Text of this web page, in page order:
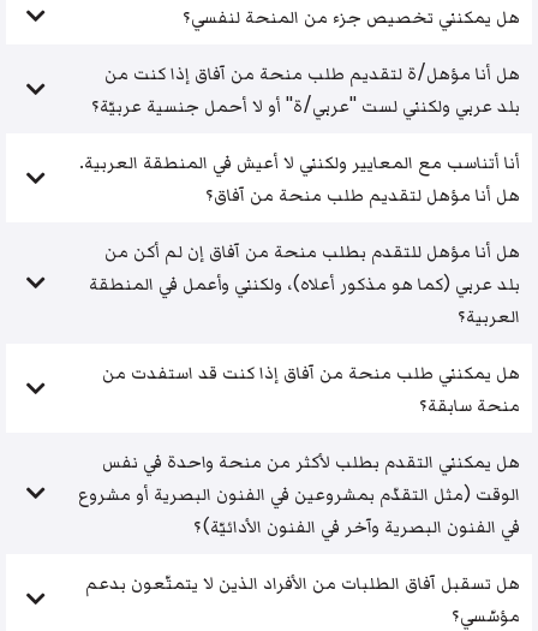
هل يمكنني تخصيص جزء من المنحة لنفسي؟
هل أنا مؤهل/ة لتقديم طلب منحة من آفاق إذا كنت من
بلد عربي ولكنني لست "عربي/ة" أو لا أحمل جنسية عربيّة؟
أنا أتناسب مع المعايير ولكنني لا أعيش في المنطقة العربية.
هل أنا مؤهل لتقديم طلب منحة من آفاق؟
هل أنا مؤهل للتقدم بطلب منحة من آفاق إن لم أكن من
بلد عربي (كما هو مذكور أعلاه)، ولكنني وأعمل في المنطقة
العربية؟
هل يمكنني طلب منحة من آفاق إذا كنت قد استفدت من
منحة سابقة؟
هل يمكنني التقدم بطلب لأكثر من منحة واحدة في نفس
الوقت (مثل التقدّم بمشروعين في الفنون البصرية أو مشروع
في الفنون البصرية وآخر في الفنون الأدائيّة)؟
هل تسقبل آفاق الطلبات من الأفراد الذين لا يتمتّعون بدعم
مؤسّسي؟